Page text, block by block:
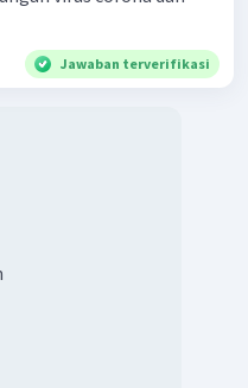
Jawaban terverifikasi